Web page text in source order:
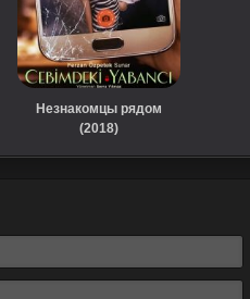
Незнакомцы рядом
(2018)